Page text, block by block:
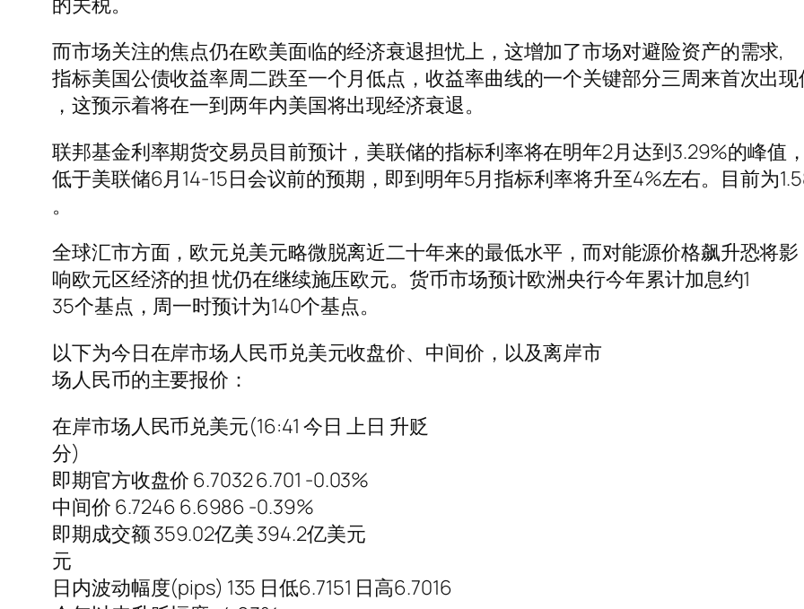
而市场关注的焦点仍在欧美面临的经济衰退担忧上，这增加了市场对避险资产的需求,
指标美国公债收益率周二跌至一个月低点，收益率曲线的一个关键部分三周来首次出
，这预示着将在一到两年内美国将出现经济衰退。
联邦基金利率期货交易员目前预计，美联储的指标利率将在明年2月达到3.29%的峰值
低于美联储6月14-15日会议前的预期，即到明年5月指标利率将升至4%左右。目前为
。
全球汇市方面，欧元兑美元略微脱离近二十年来的最低水平，而对能源价格飙升恐将影
响欧元区经济的担 忧仍在继续施压欧元。货币市场预计欧洲央行今年累计加息约1
35个基点，周一时预计为140个基点。
以下为今日在岸市场人民币兑美元收盘价、中间价，以及离岸市
场人民币的主要报价：
在岸市场人民币兑美元(16:41 今日 上日 升贬
分)
即期官方收盘价 6.7032 6.701 -0.03%
中间价 6.7246 6.6986 -0.39%
即期成交额 359.02亿美 394.2亿美元
元
日内波动幅度(pips) 135 日低6.7151 日高6.7016